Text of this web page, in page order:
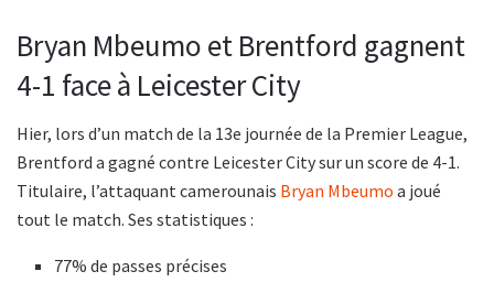
Bryan Mbeumo et Brentford gagnent
4-1 face à Leicester City
Hier, lors d’un match de la 13e journée de la Premier League,
Brentford a gagné contre Leicester City sur un score de 4-1.
Titulaire, l’attaquant camerounais Bryan Mbeumo a joué
tout le match. Ses statistiques :
77% de passes précises